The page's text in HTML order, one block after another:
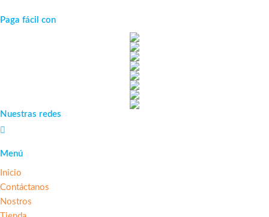
Paga fácil con
Nuestras redes
Menú
Inicio
Contáctanos
Nostros